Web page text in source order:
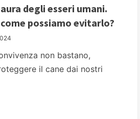
degli esseri umani.
possiamo evitarlo?
non bastano,
il cane dai nostri